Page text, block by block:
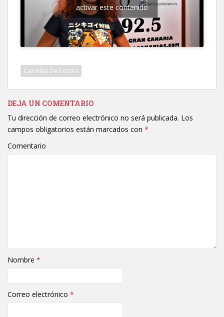
activar este contenido
Carolina De Cortés
DEJA UN COMENTARIO
Tu dirección de correo electrónico no será publicada. Los
campos obligatorios están marcados con *
Comentario
Nombre *
Correo electrónico *